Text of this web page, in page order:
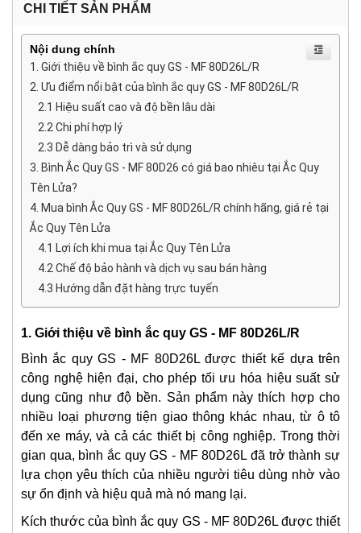
CHI TIẾT SẢN PHẨM
Nội dung chính
1. Giới thiệu về bình ắc quy GS - MF 80D26L/R
2. Ưu điểm nổi bật của bình ắc quy GS - MF 80D26L/R
2.1 Hiệu suất cao và độ bền lâu dài
2.2 Chi phí hợp lý
2.3 Dễ dàng bảo trì và sử dụng
3. Bình Ắc Quy GS - MF 80D26 có giá bao nhiêu tại Ắc Quy
Tên Lửa?
4. Mua bình Ắc Quy GS - MF 80D26L/R chính hãng, giá rẻ tại
Ắc Quy Tên Lửa
4.1 Lợi ích khi mua tại Ắc Quy Tên Lửa
4.2 Chế độ bảo hành và dịch vụ sau bán hàng
4.3 Hướng dẫn đặt hàng trực tuyến
1. Giới thiệu về bình ắc quy GS - MF 80D26L/R
Bình ắc quy GS - MF 80D26L được thiết kế dựa trên
công nghệ hiện đại, cho phép tối ưu hóa hiệu suất sử
dụng cũng như độ bền. Sản phẩm này thích hợp cho
nhiều loại phương tiện giao thông khác nhau, từ ô tô
đến xe máy, và cả các thiết bị công nghiệp. Trong thời
gian qua, bình ắc quy GS - MF 80D26L đã trở thành sự
lựa chọn yêu thích của nhiều người tiêu dùng nhờ vào
sự ổn định và hiệu quả mà nó mang lại.
Kích thước của bình ắc quy GS - MF 80D26L được thiết